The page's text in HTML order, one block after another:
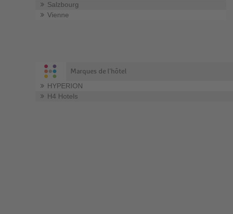
Salzbourg
Vienne
Marques de l'hôtel
HYPERION
H4 Hotels